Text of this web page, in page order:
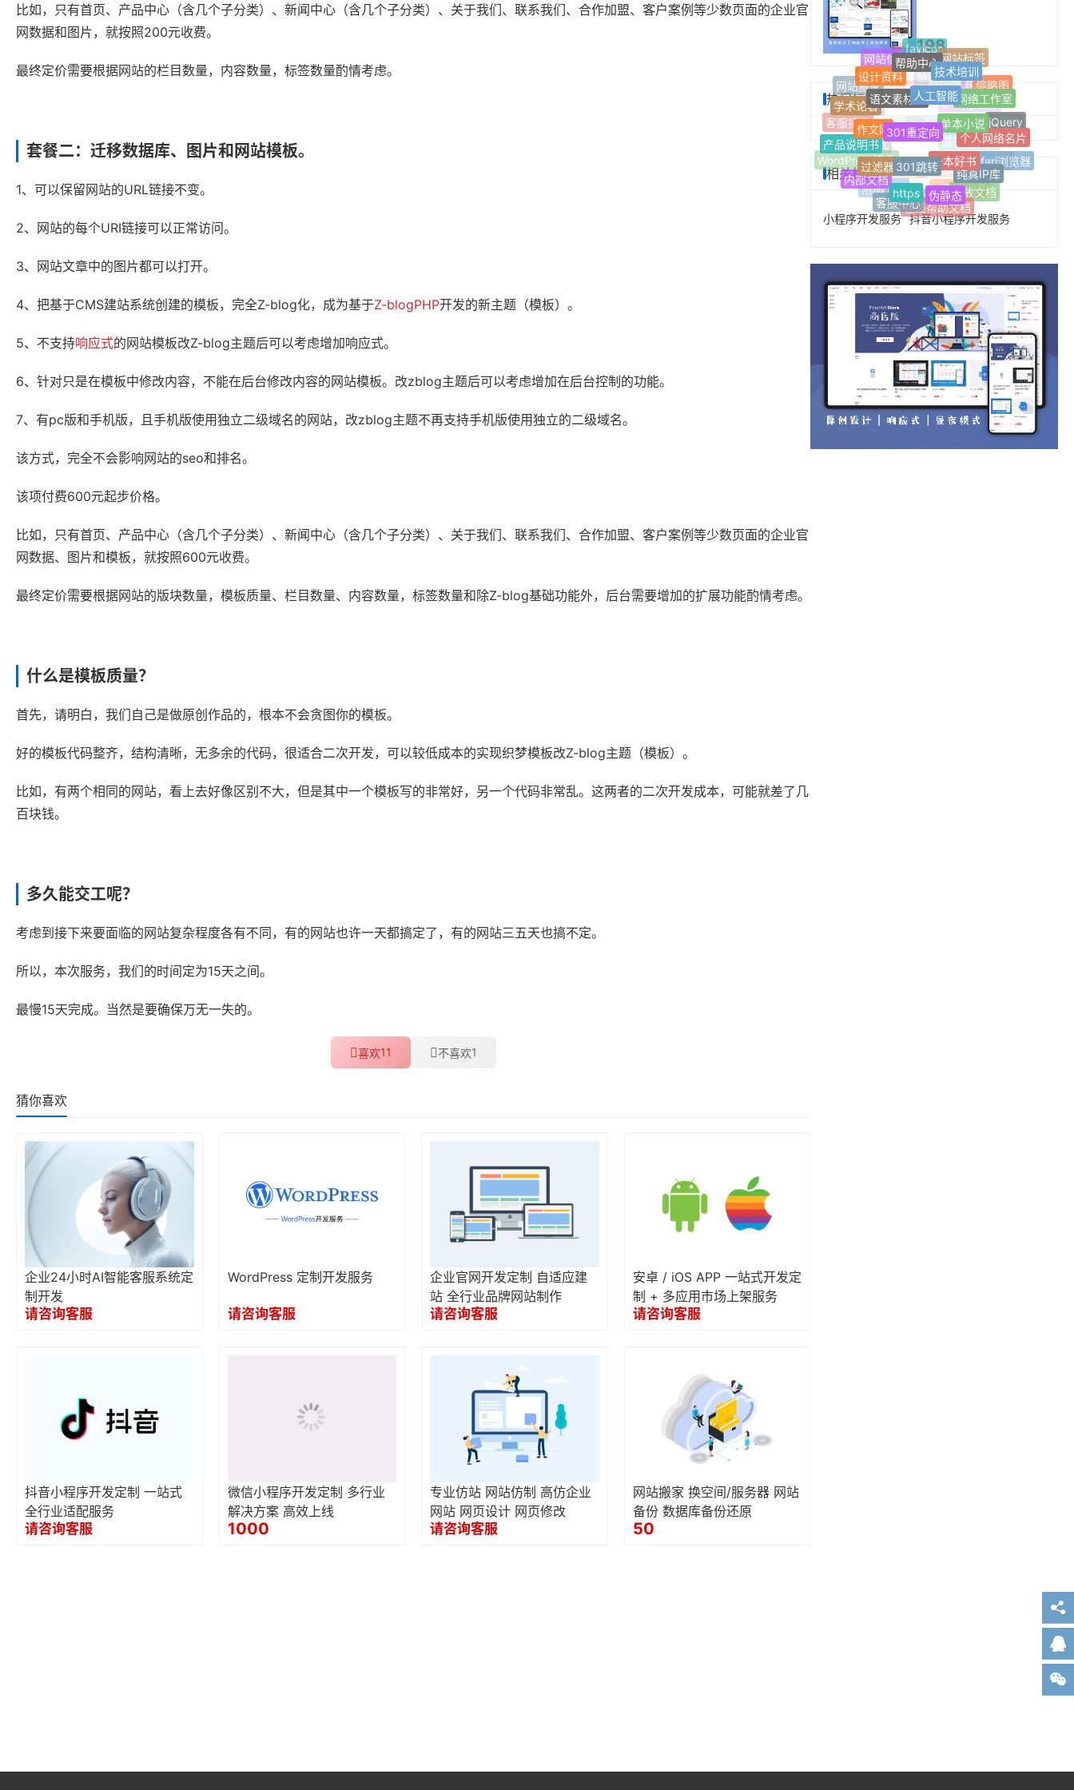
比如，只有首页、产品中心（含几个子分类）、新闻中心（含几个子分类）、关于我们、联系我们、合作加盟、客户案例等少数页面的企业官
网数据和图片，就按照200元收费。
最终定价需要根据网站的栏目数量，内容数量，标签数量酌情考虑。
套餐二：迁移数据库、图片和网站模板。
1、可以保留网站的URL链接不变。
2、网站的每个URI链接可以正常访问。
3、网站文章中的图片都可以打开。
4、把基于CMS建站系统创建的模板，完全Z-blog化，成为基于Z-blogPHP开发的新主题（模板）。
5、不支持响应式的网站模板改Z-blog主题后可以考虑增加响应式。
6、针对只是在模板中修改内容，不能在后台修改内容的网站模板。改zblog主题后可以考虑增加在后台控制的功能。
7、有pc版和手机版，且手机版使用独立二级域名的网站，改zblog主题不再支持手机版使用独立的二级域名。
该方式，完全不会影响网站的seo和排名。
该项付费600元起步价格。
比如，只有首页、产品中心（含几个子分类）、新闻中心（含几个子分类）、关于我们、联系我们、合作加盟、客户案例等少数页面的企业官
网数据、图片和模板，就按照600元收费。
最终定价需要根据网站的版块数量，模板质量、栏目数量、内容数量，标签数量和除Z-blog基础功能外，后台需要增加的扩展功能酌情考虑。
什么是模板质量？
首先，请明白，我们自己是做原创作品的，根本不会贪图你的模板。
好的模板代码整齐，结构清晰，无多余的代码，很适合二次开发，可以较低成本的实现织梦模板改Z-blog主题（模板）。
比如，有两个相同的网站，看上去好像区别不大，但是其中一个模板写的非常好，另一个代码非常乱。这两者的二次开发成本，可能就差了几
百块钱。
多久能交工呢？
考虑到接下来要面临的网站复杂程度各有不同，有的网站也许一天都搞定了，有的网站三五天也搞不定。
所以，本次服务，我们的时间定为15天之间。
最慢15天完成。当然是要确保万无一失的。
喜欢11 不喜欢1
猜你喜欢
企业24小时AI智能客服系统定
制开发
请咨询客服
WordPress 定制开发服务
请咨询客服
企业官网开发定制 自适应建
站 全行业品牌网站制作
请咨询客服
安卓 / iOS APP 一站式开发定
制 + 多应用市场上架服务
请咨询客服
抖音小程序开发定制 一站式
全行业适配服务
请咨询客服
微信小程序开发定制 多行业
解决方案 高效上线
1000
专业仿站 网站仿制 高仿企业
网站 网页设计 网页修改
请咨询客服
网站搬家 换空间/服务器 网站
备份 数据库备份还原
50
198
热门标签
Z-blogPHP
FinchUI
网址导航
单页网站
Z-Blog插件
微信公众号
开发服务
定制服务
响应式
自适应
Jquery
博客网站最新标签
热门标签
随机标签
标签归档
AI写作助手
文章多选分类
附加分类
WordPress插件
客服插件
网站搬家
网站信息
favicon
网站标签
缩略图
jQuery
Safari浏览器
开放文档
在线帮助文档
客服中心
内部文档
产品说明书
学术论著
设计资料
帮助中心
技术培训
网络工作室
个人网络名片
纯真IP库
伪静态
https
过滤器
作文网
语文素材网人工智能
单本小说
一本好书
301跳转
301重定向
相关标签
小程序开发服务 抖音小程序开发服务